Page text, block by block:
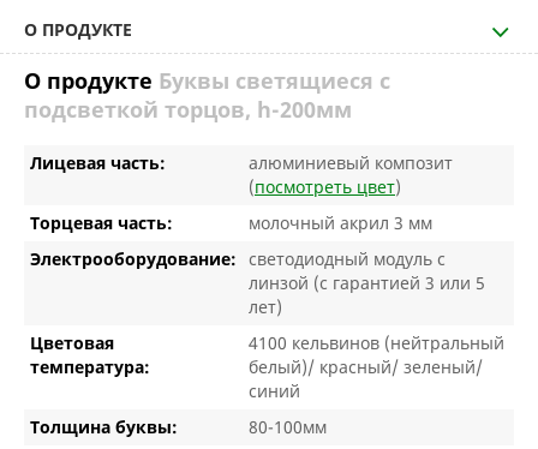
О ПРОДУКТЕ
О продукте Буквы светящиеся с
подсветкой торцов, h-200мм
Лицевая часть:
алюминиевый композит
(посмотреть цвет)
Торцевая часть:
молочный акрил 3 мм
Электрооборудование: светодиодный модуль с
линзой (с гарантией 3 или 5
лет)
Цветовая
температура:
4100 кельвинов (нейтральный
белый)/ красный/ зеленый/
синий
Толщина буквы:
80-100мм